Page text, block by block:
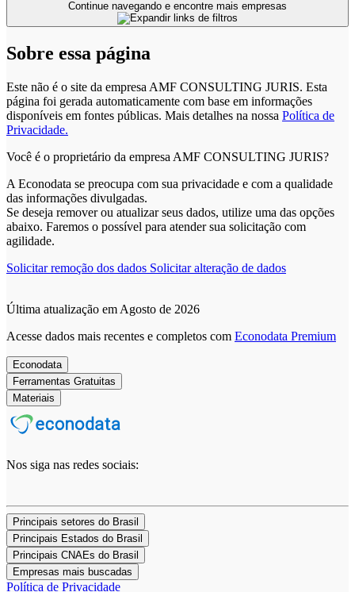
Sobre essa página
Este não é o site da empresa AMF CONSULTING JURIS. Esta
página foi gerada automaticamente com base em informações
disponíveis em fontes públicas. Mais detalhes na nossa Política de
Privacidade.
Você é o proprietário da empresa AMF CONSULTING JURIS?
A Econodata se preocupa com sua privacidade e com a qualidade
das informações divulgadas.
Se deseja remover ou atualizar seus dados, utilize uma das opções
abaixo. Faremos o possível para atender sua solicitação com
agilidade.
Solicitar remoção dos dados Solicitar alteração de dados
Última atualização em Agosto de 2026
Acesse dados mais recentes e completos com Econodata Premium
Econodata
Ferramentas Gratuitas
Materiais
Nos siga nas redes sociais:
Principais setores do Brasil
Principais Estados do Brasil
Principais CNAEs do Brasil
Empresas mais buscadas
Política de Privacidade